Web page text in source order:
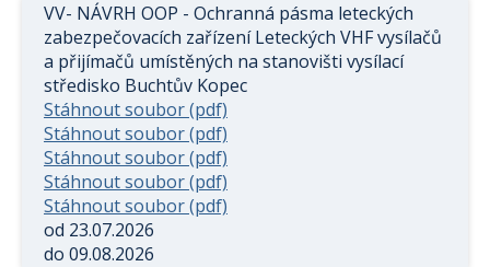
VV- NÁVRH OOP - Ochranná pásma leteckých
zabezpečovacích zařízení Leteckých VHF vysílačů
a přijímačů umístěných na stanovišti vysílací
středisko Buchtův Kopec
Stáhnout soubor (pdf)
Stáhnout soubor (pdf)
Stáhnout soubor (pdf)
Stáhnout soubor (pdf)
Stáhnout soubor (pdf)
od 23.07.2026
do 09.08.2026